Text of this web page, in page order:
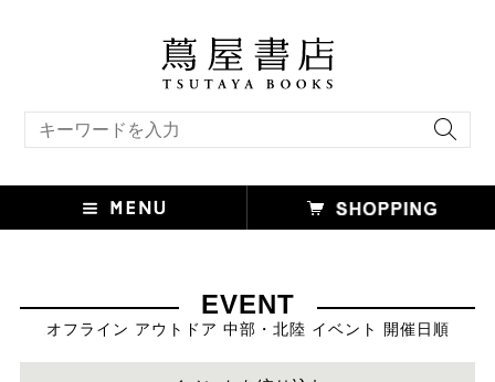
EVENT
オフライン アウトドア 中部・北陸 イベント 開催日順